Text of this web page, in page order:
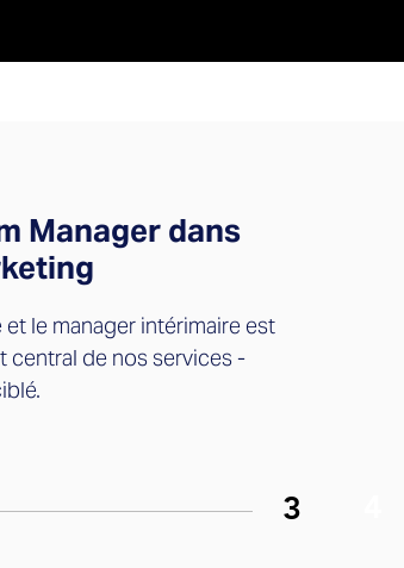
Manager dans
le manager intérimaire est
central de nos services -
3